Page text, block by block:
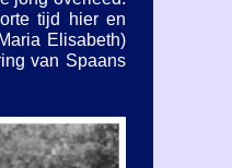
tijd hier en
Elisabeth)
van Spaans